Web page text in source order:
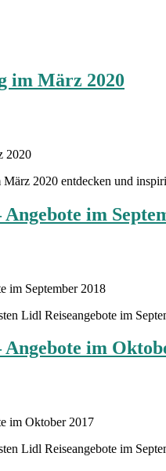
im März 2020
2020 entdecken und
im
Lidl Reiseangebote im
im
Lidl Reiseangebote im